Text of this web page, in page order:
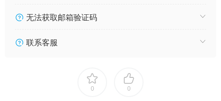
无法获取邮箱验证码
联系客服
0 0